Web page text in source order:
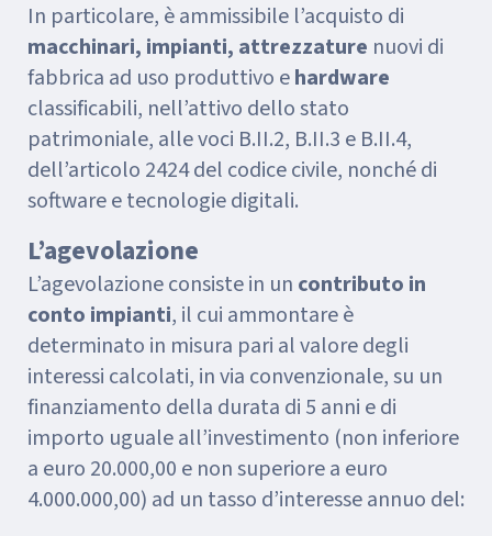
In particolare, è ammissibile l’acquisto di
macchinari, impianti, attrezzature nuovi di
fabbrica ad uso produttivo ehardware
classificabili, nell’attivo dello stato
patrimoniale, alle voci B.II.2, B.II.3 e B.II.4,
dell’articolo 2424 del codice civile, nonché di
software e tecnologie digitali.
L’agevolazione
L’agevolazione consiste in un contributo in
conto impianti, il cui ammontare è
determinato in misura pari al valore degli
interessi calcolati, in via convenzionale, su un
finanziamento della durata di 5 anni e di
importo uguale all’investimento (non inferiore
a euro 20.000,00 e non superiore a euro
4.000.000,00) ad un tasso d’interesse annuo del: